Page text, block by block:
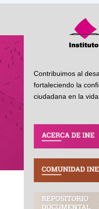
Contribuimos al
fortaleciendo la
ciudadana en la